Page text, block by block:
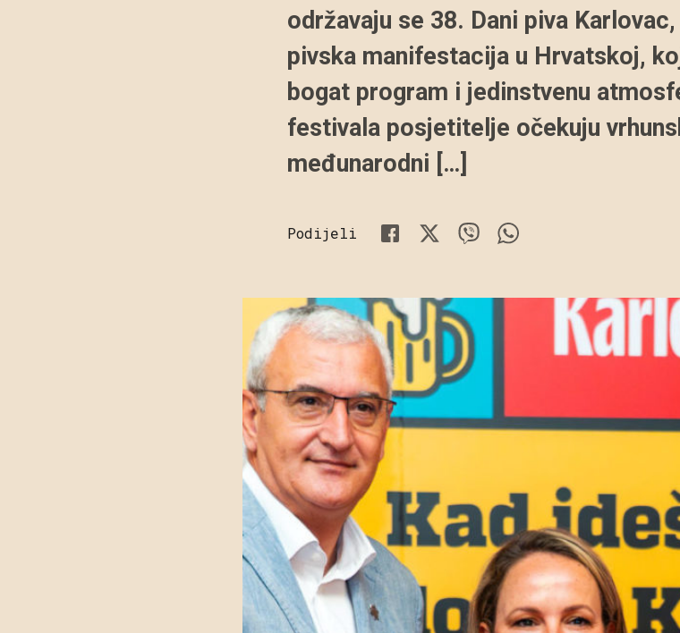
održavaju se 38. Dani piva
pivska manifestacija u Hrvatskoj,
bogat program i jedinstvenu
festivala posjetitelje očekuju
međunarodni […]
Podijeli